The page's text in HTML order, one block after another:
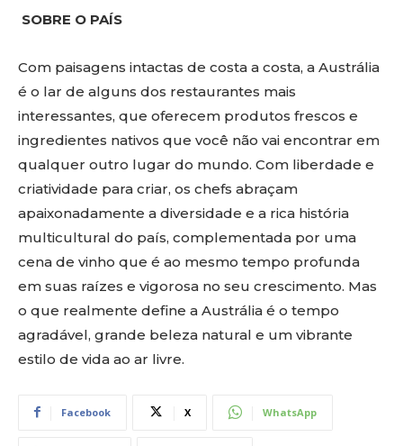
SOBRE O PAÍS
Com paisagens intactas de costa a costa, a Austrália
é o lar de alguns dos restaurantes mais
interessantes, que oferecem produtos frescos e
ingredientes nativos que você não vai encontrar em
qualquer outro lugar do mundo. Com liberdade e
criatividade para criar, os chefs abraçam
apaixonadamente a diversidade e a rica história
multicultural do país, complementada por uma
cena de vinho que é ao mesmo tempo profunda
em suas raízes e vigorosa no seu crescimento. Mas
o que realmente define a Austrália é o tempo
agradável, grande beleza natural e um vibrante
estilo de vida ao ar livre.
Facebook X WhatsApp